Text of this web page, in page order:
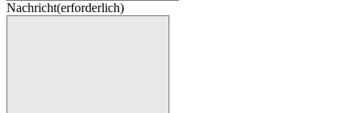
Nachricht(erforderlich)